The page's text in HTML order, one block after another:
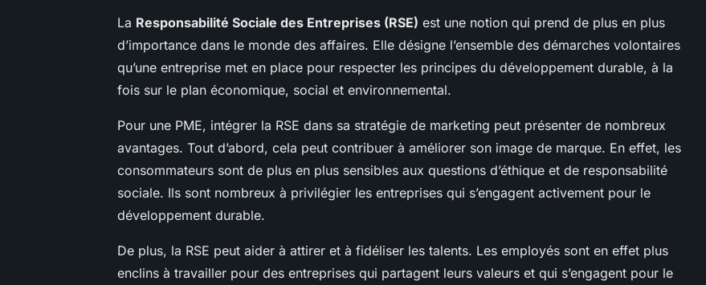
La Responsabilité Sociale des Entreprises (RSE) est une notion qui prend de plus en plus
d’importance dans le monde des affaires. Elle désigne l’ensemble des démarches volontaires
qu’une entreprise met en place pour respecter les principes du développement durable, à la
fois sur le plan économique, social et environnemental.
Pour une PME, intégrer la RSE dans sa stratégie de marketing peut présenter de nombreux
avantages. Tout d’abord, cela peut contribuer à améliorer son image de marque. En effet, les
consommateurs sont de plus en plus sensibles aux questions d’éthique et de responsabilité
sociale. Ils sont nombreux à privilégier les entreprises qui s’engagent activement pour le
développement durable.
De plus, la RSE peut aider à attirer et à fidéliser les talents. Les employés sont en effet plus
enclins à travailler pour des entreprises qui partagent leurs valeurs et qui s’engagent pour le